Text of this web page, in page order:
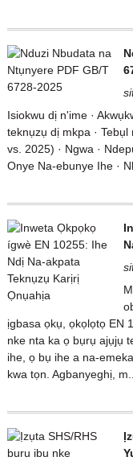
Isiokwu dị n'ime ·
teknụzụ dị mkpa ·
vs. 2025) · Ngwa ·
Onye Na-ebunye Ihe ·
ịgbasa ọkụ, ọkọlọtọ EN
nke nta ka ọ bụrụ ajụjụ
ihe, ọ bụ ihe a na-
kwa tọn. Agbanyeghị, m...